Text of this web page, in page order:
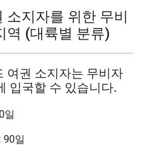
소지자를 위한 무비
역 (대륙별 분류)
여권 소지자는 무비자
입국할 수 있습니다.
일